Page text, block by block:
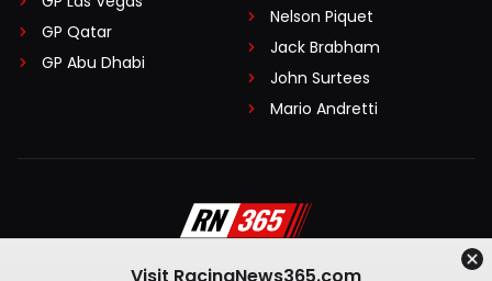
GP Qatar
GP Abu Dhabi
Nelson Piquet
Jack Brabham
John Surtees
Mario Andretti